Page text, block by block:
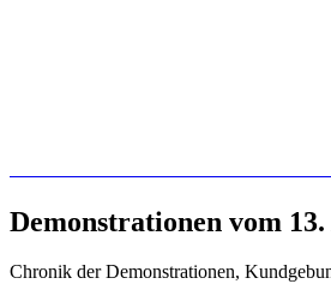
Demonstrationen vom
Chronik der Demonstrationen,